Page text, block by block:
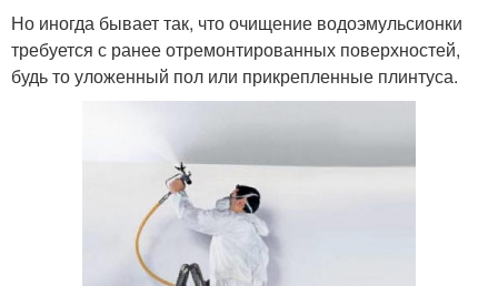
Но иногда бывает так, что очищение водоэмульсионки
требуется с ранее отремонтированных поверхностей,
будь то уложенный пол или прикрепленные плинтуса.